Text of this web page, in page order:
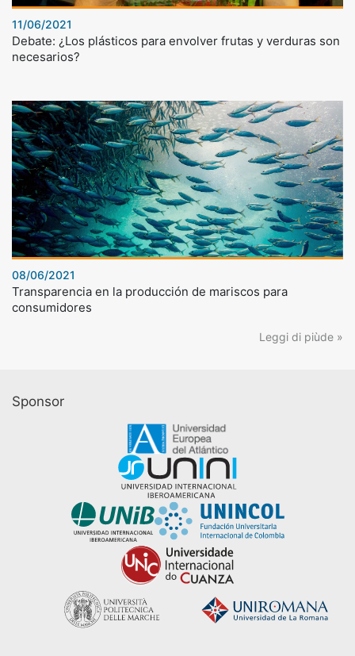
11/06/2021
Debate: ¿Los plásticos para envolver frutas y verduras son
necesarios?
08/06/2021
Transparencia en la producción de mariscos para
consumidores
Leggi di piùde »
Sponsor